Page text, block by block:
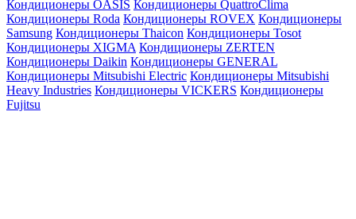
Кондиционеры OASIS Кондиционеры QuattroClima
Кондиционеры Roda Кондиционеры ROVEX Кондиционеры
Samsung Кондиционеры Thaicon Кондиционеры Tosot
Кондиционеры XIGMA Кондиционеры ZERTEN
Кондиционеры Daikin Кондиционеры GENERAL
Кондиционеры Mitsubishi Electric Кондиционеры Mitsubishi
Heavy Industries Кондиционеры VICKERS Кондиционеры
Fujitsu